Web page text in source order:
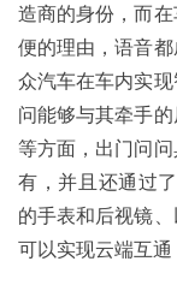
造商的身份，而
便的理由，语音
众汽车在车内实
问能够与其牵手
等方面，出门问
有，并且还通过
的手表和后视镜
可以实现云端互通